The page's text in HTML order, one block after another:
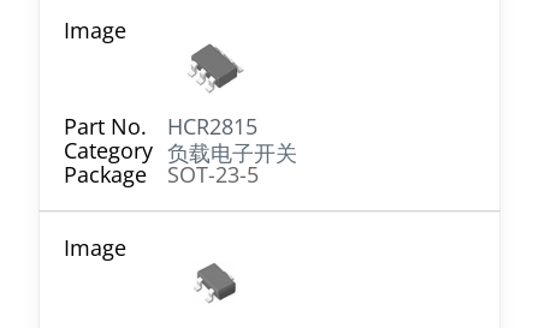
HCR2815
负载电子开关
SOT-23-5